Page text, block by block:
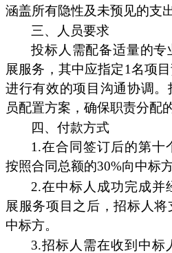
涵盖所有隐性及未预见的支出
三、人员要求
投标人需配备适量的
展服务，其中应指定1名项
进行有效的项目沟通协调。
员配置方案，确保职责分配
四、付款方式
1.在合同签订后的第十
按照合同总额的30%向中标
2.在中标人成功完成并
展服务项目之后，招标人
中标方。
3.招标人需在收到中标